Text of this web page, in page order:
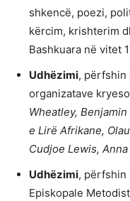
shkencë, poezi,
kërcim, krishterim
Bashkuara në vitet
Udhëzimi, përfshin
organizatave
Wheatley,
e Lirë Afrikane,
Cudjoe Lewis,
Udhëzimi, përfshin
Episkopale